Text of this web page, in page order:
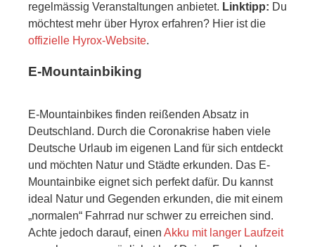
regelmässig Veranstaltungen anbietet. Linktipp: Du
möchtest mehr über Hyrox erfahren? Hier ist die
offizielle Hyrox-Website.
E-Mountainbiking
E-Mountainbikes finden reißenden Absatz in
Deutschland. Durch die Coronakrise haben viele
Deutsche Urlaub im eigenen Land für sich entdeckt
und möchten Natur und Städte erkunden. Das E-
Mountainbike eignet sich perfekt dafür. Du kannst
ideal Natur und Gegenden erkunden, die mit einem
„normalen“ Fahrrad nur schwer zu erreichen sind.
Achte jedoch darauf, einen Akku mit langer Laufzeit